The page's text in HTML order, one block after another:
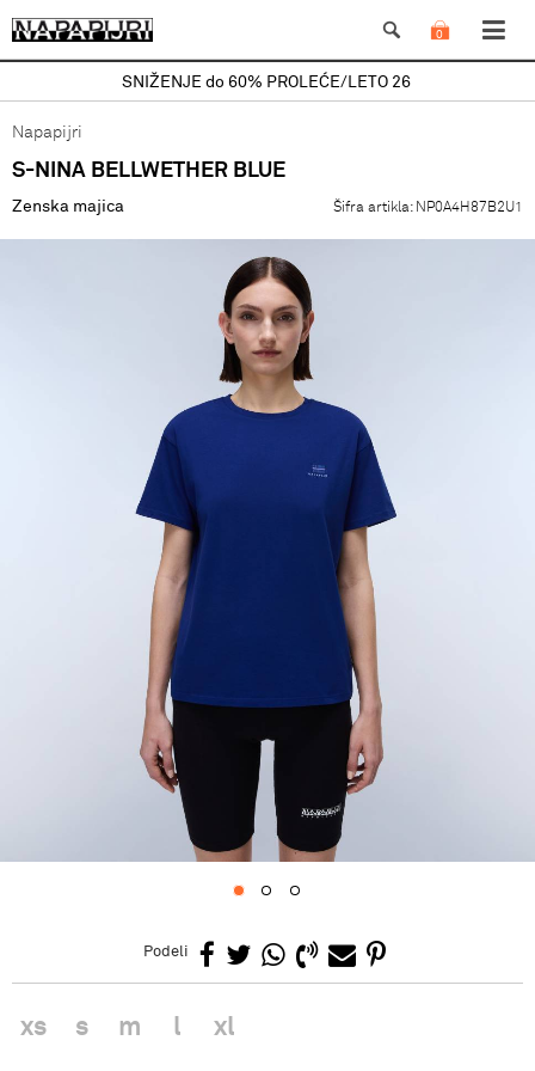
0
SNIŽENJE do 60% PROLEĆE/LETO 26
Napapijri
S-NINA BELLWETHER BLUE
Zenska majica Šifra artikla: NP0A4H87B2U1
Podeli
xs s m l xl